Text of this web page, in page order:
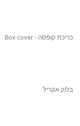
כריכת קופסה - Box cover
בלוק אקריל